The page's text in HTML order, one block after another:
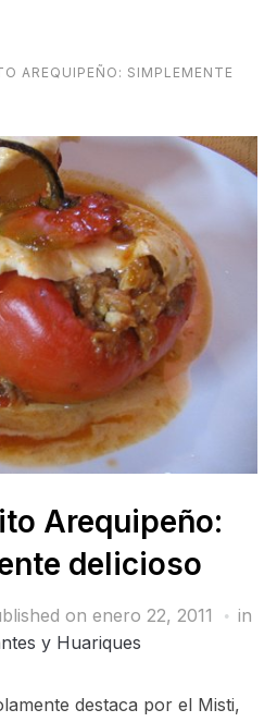
AREQUIPEÑO: SIMPLEMENTE
Arequipeño:
delicioso
on enero 22, 2011
in
y Huariques
destaca por el Misti,